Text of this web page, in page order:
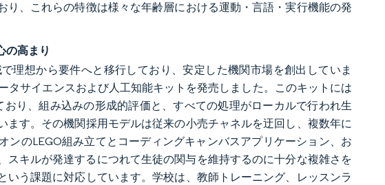
、これらの特徴は様々な年齢層における運動・言語・実行機能の発
の高まり
理想から要件へと移行しており、安定した機関市場を創出していま
タサイエンスおよび人工知能キットを発売しました。このキットには
り、組み込みの形成的評価と、すべての処理がローカルで行われ生
す。その機関採用モデルは従来の小売チャネルを迂回し、複数年に
のLEGO組み立てとコーディングキャンバスアプリケーション、お
スキルが発達するにつれて生徒の関与を維持するのに十分な複雑さを
う課題に対応しています。学校は、教師トレーニング、レッスンラ